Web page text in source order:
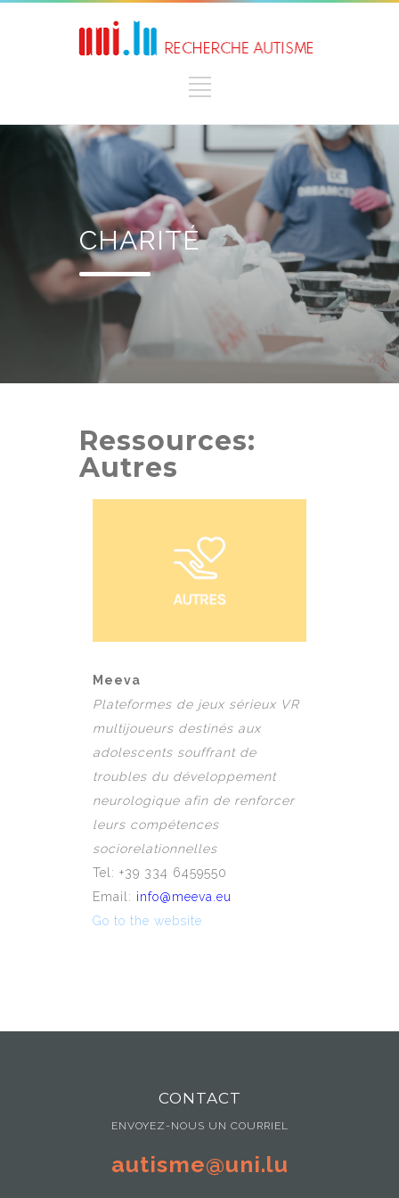
CHARITÉ
Ressources:
Autres
Meeva
Plateformes de jeux sérieux VR
multijoueurs destinés aux
adolescents souffrant de
troubles du développement
neurologique afin de renforcer
leurs compétences
sociorelationnelles
Tel: +39 334 6459550
Email: info@meeva.eu
Go to the website
CONTACT
ENVOYEZ-NOUS UN COURRIEL
autisme@uni.lu